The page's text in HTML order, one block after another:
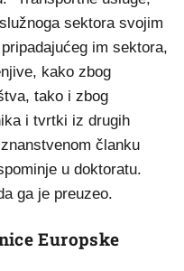
sektora svojim
im sektora,
kako zbog
tako i zbog
i tvrtki iz drugih
članku
u doktoratu.
ga je preuzeo.
Europske